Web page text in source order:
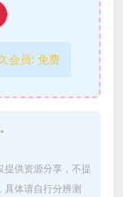
会员: 免费
提供资源分享，不提
具体请自行分辨测